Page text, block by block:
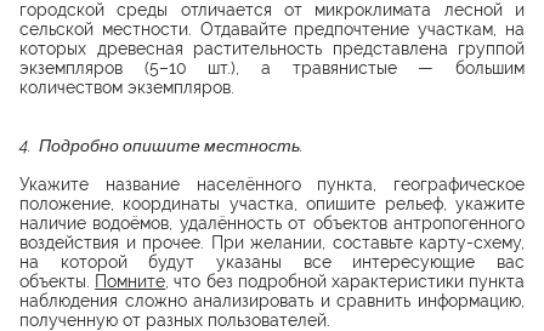
городской среды отличается от микроклимата лесной и
сельской местности. Отдавайте предпочтение участкам, на
которых древесная растительность представлена группой
экземпляров (5–10 шт.), а травянистые — большим
количеством экземпляров.
4. Подробно опишите местность.
Укажите название населённого пункта, географическое
положение, координаты участка, опишите рельеф, укажите
наличие водоёмов, удалённость от объектов антропогенного
воздействия и прочее. При желании, составьте карту-схему,
на которой будут указаны все интересующие вас
объекты.
Помните , что без подробной характеристики пункта
наблюдения сложно анализировать и сравнить информацию,
полученную от разных пользователей.